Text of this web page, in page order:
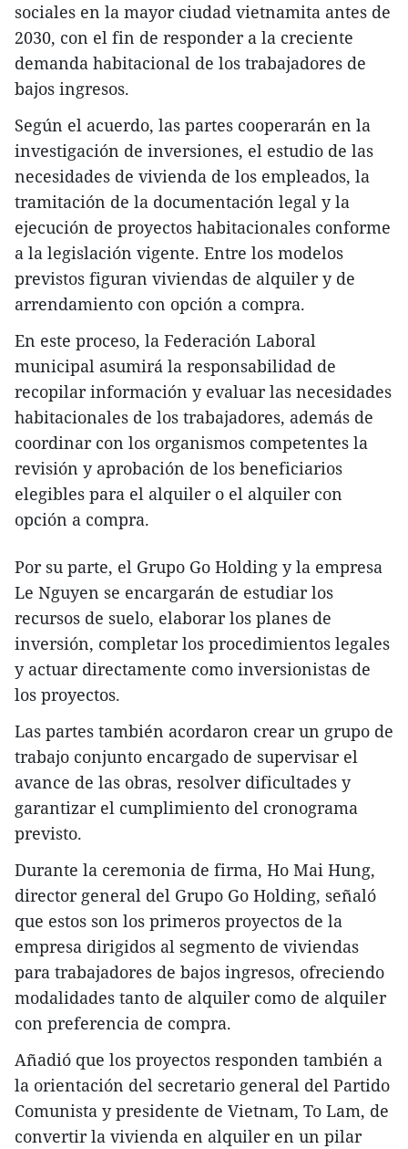
sociales en la mayor ciudad vietnamita antes de
2030, con el fin de responder a la creciente
demanda habitacional de los trabajadores de
bajos ingresos.
Según el acuerdo, las partes cooperarán en la
investigación de inversiones, el estudio de las
necesidades de vivienda de los empleados, la
tramitación de la documentación legal y la
ejecución de proyectos habitacionales conforme
a la legislación vigente. Entre los modelos
previstos figuran viviendas de alquiler y de
arrendamiento con opción a compra.
En este proceso, la Federación Laboral
municipal asumirá la responsabilidad de
recopilar información y evaluar las necesidades
habitacionales de los trabajadores, además de
coordinar con los organismos competentes la
revisión y aprobación de los beneficiarios
elegibles para el alquiler o el alquiler con
opción a compra.
Por su parte, el Grupo Go Holding y la empresa
Le Nguyen se encargarán de estudiar los
recursos de suelo, elaborar los planes de
inversión, completar los procedimientos legales
y actuar directamente como inversionistas de
los proyectos.
Las partes también acordaron crear un grupo de
trabajo conjunto encargado de supervisar el
avance de las obras, resolver dificultades y
garantizar el cumplimiento del cronograma
previsto.
Durante la ceremonia de firma, Ho Mai Hung,
director general del Grupo Go Holding, señaló
que estos son los primeros proyectos de la
empresa dirigidos al segmento de viviendas
para trabajadores de bajos ingresos, ofreciendo
modalidades tanto de alquiler como de alquiler
con preferencia de compra.
Añadió que los proyectos responden también a
la orientación del secretario general del Partido
Comunista y presidente de Vietnam, To Lam, de
convertir la vivienda en alquiler en un pilar